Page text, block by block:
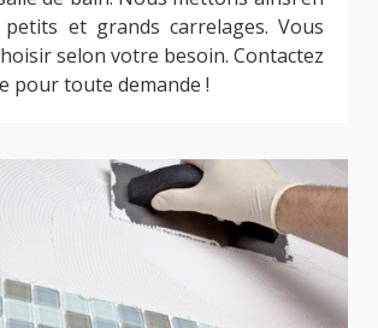
petits et grands carrelages. Vous
selon votre besoin. Contactez
pour toute demande !